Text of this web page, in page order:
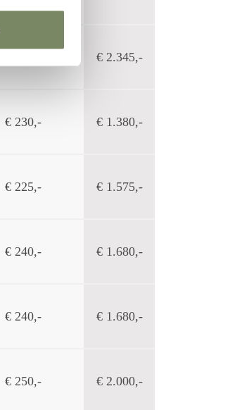
€ 2.345,-
€ 230,- € 1.380,-
€ 225,- € 1.575,-
€ 240,- € 1.680,-
€ 240,- € 1.680,-
€ 250,- € 2.000,-